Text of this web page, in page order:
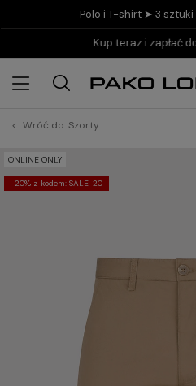
Polo i T-shirt ➤ 3 sztuki
Kup teraz i zapłać
Wróć do:Szorty
ONLINE ONLY
-20% z kodem: SALE-20